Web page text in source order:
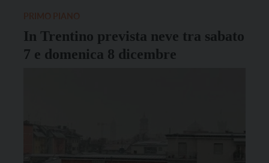
In Trentino prevista neve tra sabato
7 e domenica 8 dicembre